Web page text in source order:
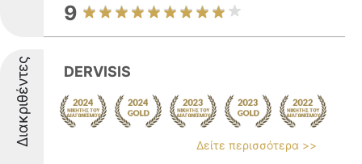
9
Διακριθέντες DERVISIS
Δείτε περισσότερα >>